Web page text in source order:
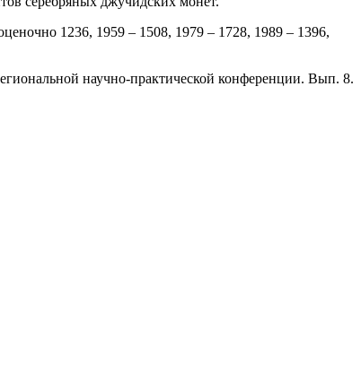
1236, 1959 – 1508, 1979 – 1728, 1989 – 1396,
научно-практической конференции. Вып. 8.